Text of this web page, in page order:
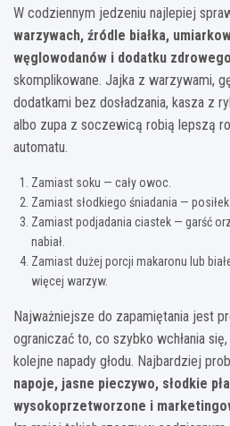
W codziennym jedzeniu najlepiej
warzywach, źródle białka,
węglowodanów i dodatku
skomplikowane. Jajka z warzywami,
dodatkami bez dosładzania, kasza z
albo zupa z soczewicą robią lepszą
automatu.
Zamiast soku — cały owoc.
Zamiast słodkiego śniadania — posiłek
Zamiast podjadania ciastek — garść
nabiał.
Zamiast dużej porcji makaronu lub
więcej warzyw.
Najważniejsze do zapamiętania jest
ograniczać to, co szybko wchłania
kolejne napady głodu. Najbardziej
napoje, jasne pieczywo, słodkie
wysokoprzetworzone i